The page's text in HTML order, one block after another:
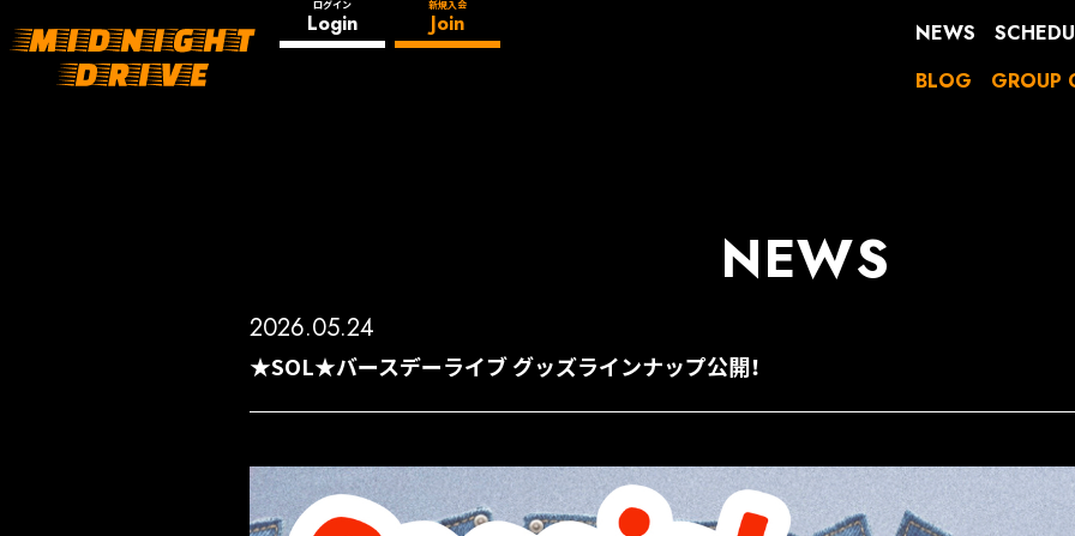
ログイン
Login
新規入会
Join NEWS
BLOG
GROUP
NEWS
2026.05.24
★SOL★バースデーライブ グッズラインナップ公開！